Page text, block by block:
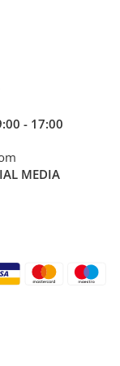
- 17:00
MEDIA